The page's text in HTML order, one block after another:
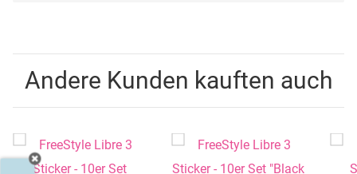
Andere Kunden kauften auch